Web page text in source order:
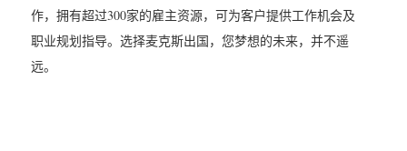
作，拥有超过300家的雇主资源，可为客户提供工作机会及
职业规划指导。选择麦克斯出国，您梦想的未来，并不遥
远。